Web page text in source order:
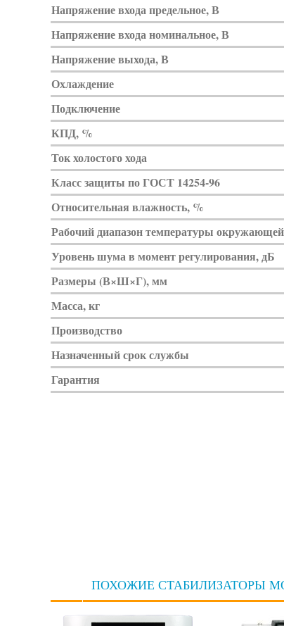
Напряжение входа предельное, В
Напряжение входа номинальное, В
Напряжение выхода, В
Охлаждение
Подключение
КПД, %
Ток холостого хода
Класс защиты по ГОСТ 14254-96
Относительная влажность, %
Рабочий диапазон температуры
Уровень шума в момент регулирования, дБ
Размеры (В×Ш×Г), мм
Масса, кг
Производство
Назначенный срок службы
Гарантия
ПОХОЖИЕ СТАБИЛИЗАТОРЫ